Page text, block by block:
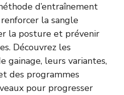
d’entraînement
la sangle
la posture et prévenir
Découvrez les
gainage, leurs variantes,
des programmes
pour progresser